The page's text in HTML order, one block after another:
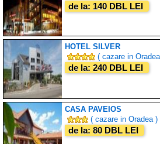
de la: 140 DBL LEI
HOTEL SILVER
( cazare in
de la: 240 DBL LEI
CASA PAVEIOS
( cazare in Oradea )
de la: 80 DBL LEI